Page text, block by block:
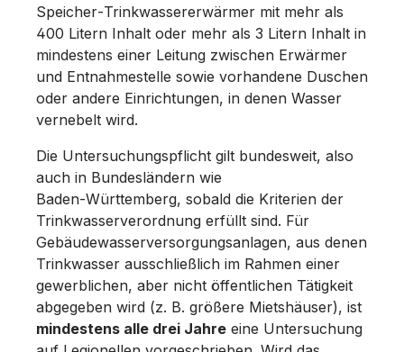
Speicher‑Trinkwassererwärmer mit mehr als
400 Litern Inhalt oder mehr als 3 Litern Inhalt in
mindestens einer Leitung zwischen Erwärmer
und Entnahmestelle sowie vorhandene Duschen
oder andere Einrichtungen, in denen Wasser
vernebelt wird.
Die Untersuchungspflicht gilt bundesweit, also
auch in Bundesländern wie
Baden‑Württemberg, sobald die Kriterien der
Trinkwasserverordnung erfüllt sind. Für
Gebäudewasserversorgungsanlagen, aus denen
Trinkwasser ausschließlich im Rahmen einer
gewerblichen, aber nicht öffentlichen Tätigkeit
abgegeben wird (z. B. größere Mietshäuser), ist
mindestens alle drei Jahre eine Untersuchung